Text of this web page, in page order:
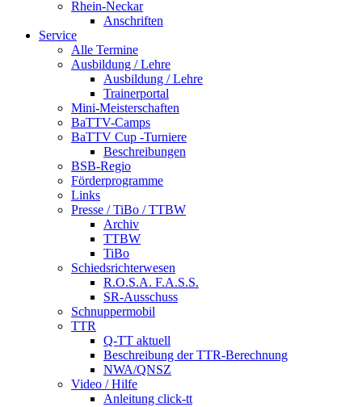
Rhein-Neckar
Anschriften
Service
Alle Termine
Ausbildung / Lehre
Ausbildung / Lehre
Trainerportal
Mini-Meisterschaften
BaTTV-Camps
BaTTV Cup -Turniere
Beschreibungen
BSB-Regio
Förderprogramme
Links
Presse / TiBo / TTBW
Archiv
TTBW
TiBo
Schiedsrichterwesen
R.O.S.A. F.A.S.S.
SR-Ausschuss
Schnuppermobil
TTR
Q-TT aktuell
Beschreibung der TTR-Berechnung
NWA/QNSZ
Video / Hilfe
Anleitung click-tt